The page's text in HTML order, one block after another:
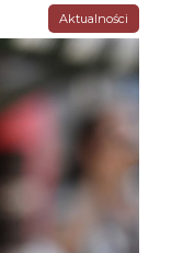
Aktualności